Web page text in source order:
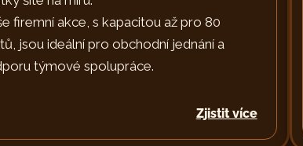
firemní akce, s kapacitou až pro 80
jsou ideální pro obchodní jednání a
týmové spolupráce.
Zjistit více